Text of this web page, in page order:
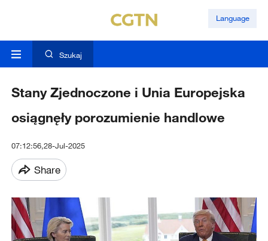
Language
Szukaj
Stany Zjednoczone i Unia Europejska
osiągnęły porozumienie handlowe
07:12:56,28-Jul-2025
Share